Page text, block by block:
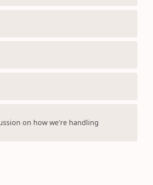
on how we're handling